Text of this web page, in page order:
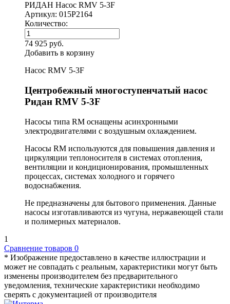
РИДАН Насос RMV 5-3F
Артикул: 015P2164
Количество:
74 925 руб.
Добавить в корзину
Насос RMV 5-3F
Центробежный многоступенчатый насос
Ридан RMV 5-3F
Насосы типа RM оснащены асинхронными
электродвигателями с воздушным охлаждением.
Насосы RM используются для повышения давления и
циркуляции теплоносителя в системах отопления,
вентиляции и кондиционирования, промышленных
процессах, системах холодного и горячего
водоснабжения.
Не предназначены для бытового применения. Данные
насосы изготавливаются из чугуна, нержавеющей стали
и полимерных материалов.
1
Сравнение товаров 0
* Изображение предоставлено в качестве иллюстрации и
может не совпадать с реальным, характеристики могут быть
изменены производителем без предварительного
уведомления, технические характеристики необходимо
сверять с документацией от производителя